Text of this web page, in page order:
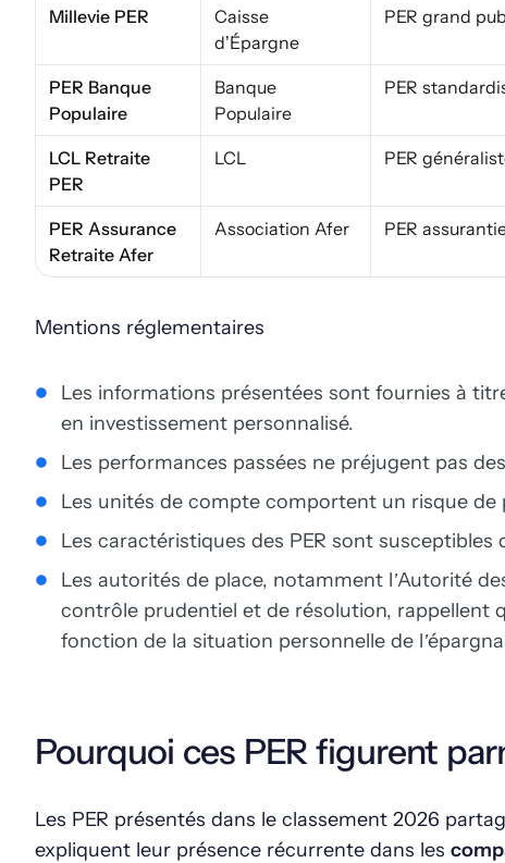
Millevie PER
Caisse
d’Épargne
PER grand
PER Banque
Populaire
Banque
Populaire
PER
LCL Retraite
PER
LCL PER
PER Assurance
Retraite Afer
Association Afer PER
Mentions réglementaires
Les informations présentées sont fournies à
en investissement personnalisé.
Les performances passées ne préjugent pas
Les unités de compte comportent un risque de
Les caractéristiques des PER sont susceptibles
Les autorités de place, notamment l’Autorité
contrôle prudentiel et de résolution, rappellent
fonction de la situation personnelle de
Pourquoi ces PER figurent
Les PER présentés dans le classement 2026
expliquent leur présence récurrente dans les